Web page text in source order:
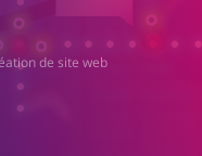
de site web